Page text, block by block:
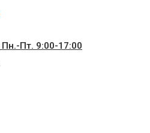
Пн.-Пт. 9:00-17:00